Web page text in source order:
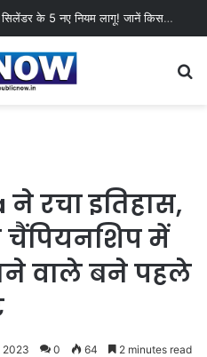
LPG New Rules : आज से गैस सिलेंडर के 5 नए नियम लागू! जानें किसका कटेगा कनेक्शन, कितने दिन बाद होगी बुकिंग?
रचा इतिहास,
चैंपियनशिप में
वाले बने पहले
2023 0 64 2 minutes read